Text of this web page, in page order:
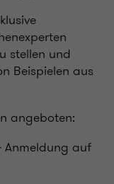
stellen und
Beispielen aus
angeboten:
Anmeldung auf